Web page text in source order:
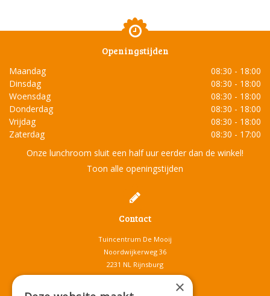
Openingstijden
Maandag
08:30 - 18:00
Dinsdag
08:30 - 18:00
Woensdag
08:30 - 18:00
Donderdag
08:30 - 18:00
Vrijdag
08:30 - 18:00
Zaterdag
08:30 - 17:00
Onze lunchroom sluit een half uur eerder dan de winkel!
Toon alle openingstijden
Contact
Tuincentrum De Mooij
Noordwijkerweg 36
2231 NL Rijnsburg
T.071-4080959
info@tuincentrumdemooij.nl
×